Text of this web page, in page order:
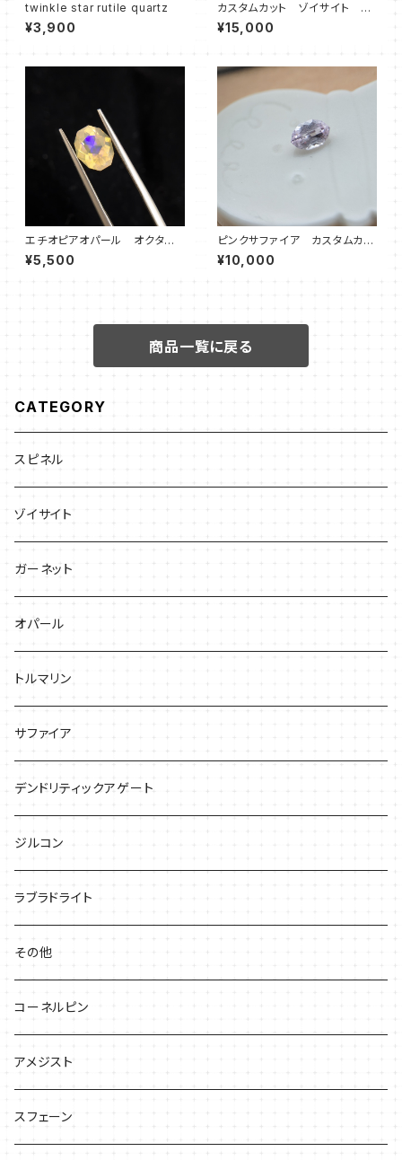
twinkle star rutile quartz
¥3,900
カスタムカット ゾイサイト マ
ーメイド
¥15,000
エチオピアオパール オクタゴ
ン③
¥5,500
ピンクサファイア カスタムカッ
ト さくら
¥10,000
商品一覧に戻る
CATEGORY
スピネル
ゾイサイト
ガーネット
オパール
トルマリン
サファイア
デンドリティックアゲート
ジルコン
ラブラドライト
その他
コーネルピン
アメジスト
スフェーン